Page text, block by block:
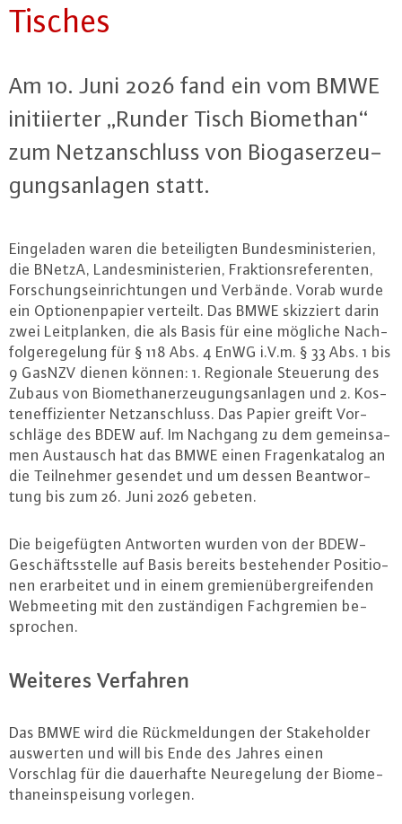
Tisches
Am 10. Juni 2026 fand ein vom BMWE
in­iti­ier­ter „Runder Tisch Biomethan“
zum Netz­an­schluss von Bio­ga­ser­zeu­
gungs­an­la­gen statt.
Ein­ge­la­den waren die be­tei­lig­ten Bun­des­mi­nis­te­ri­en,
die BNetzA, Lan­des­mi­nis­te­ri­en, Frak­ti­ons­re­fe­ren­ten,
For­schungs­ein­rich­tun­gen und Verbände. Vorab wurde
ein Op­tio­nen­pa­pier verteilt. Das BMWE skizziert darin
zwei Leit­plan­ken, die als Basis für eine mögliche Nach­
fol­ge­re­ge­lung für § 118 Abs. 4 EnWG i.V.m. § 33 Abs. 1 bis
9 GasNZV dienen können: 1. Regionale Steuerung des
Zubaus von Bio­me­than­er­zeu­gungs­an­la­gen und 2. Kos­
ten­ef­fi­zi­en­ter Netz­an­schluss. Das Papier greift Vor­
schlä­ge des BDEW auf. Im Nachgang zu dem ge­mein­sa­
men Austausch hat das BMWE einen Fra­gen­ka­ta­log an
die Teil­neh­mer gesendet und um dessen Be­ant­wor­
tung bis zum 26. Juni 2026 gebeten.
Die bei­ge­füg­ten Antworten wurden von der BDEW-
Ge­schäfts­stel­le auf Basis bereits be­ste­hen­der Po­si­tio­
nen er­ar­bei­tet und in einem gre­mi­en­über­grei­fen­den
Web­mee­ting mit den zu­stän­di­gen Fach­gre­mi­en be­
spro­chen.
Weiteres Verfahren
Das BMWE wird die Rück­mel­dun­gen der Sta­ke­hol­der
auswerten und will bis Ende des Jahres einen
Vorschlag für die dau­er­haf­te Neu­re­ge­lung der Bio­me­
than­ein­spei­sung vorlegen.